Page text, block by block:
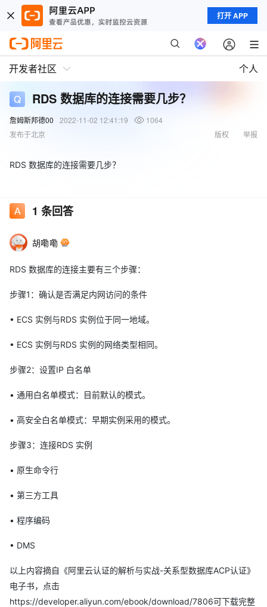
打开 APP
开发者社区 个人
RDS 数据库的连接需要几步？
詹姆斯邦德00 2022-11-02 12:41:19
1064
发布于北京
举报
版权
RDS 数据库的连接需要几步？
1 条回答
胡嘞嘞
RDS 数据库的连接主要有三个步骤：
步骤1：确认是否满足内网访问的条件
• ECS 实例与RDS 实例位于同一地域。
• ECS 实例与RDS 实例的网络类型相同。
步骤2：设置IP 白名单
• 通用白名单模式：目前默认的模式。
• 高安全白名单模式：早期实例采用的模式。
步骤3：连接RDS 实例
• 原生命令行
• 第三方工具
• 程序编码
• DMS
以上内容摘自《阿里云认证的解析与实战-关系型数据库ACP认证》
电子书，点击
https://developer.aliyun.com/ebook/download/7806可下载完整